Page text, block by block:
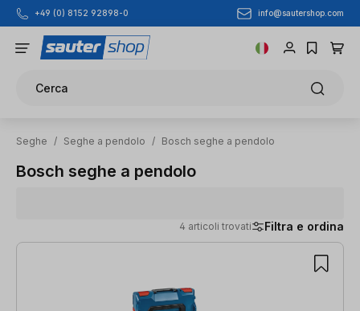
Passa al contenuto principale
+49 (0) 8152 92898-0 info@sautershop.com
Cerca
Seghe / Seghe a pendolo / Bosch seghe a pendolo
Bosch seghe a pendolo
4 articoli trovati Filtra e ordina
4 articoli trovati